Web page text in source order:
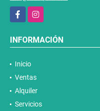
info@devopcr.com
FacebookInstagram
Inicio
Ventas
Alquiler